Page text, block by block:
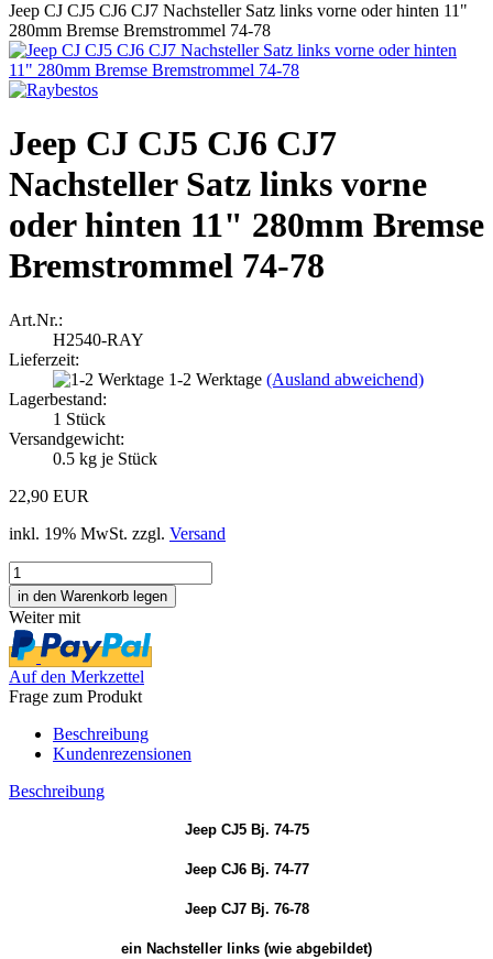
Jeep CJ CJ5 CJ6 CJ7 Nachsteller Satz links vorne oder hinten 11"
280mm Bremse Bremstrommel 74-78
Jeep CJ CJ5 CJ6 CJ7
Nachsteller Satz links vorne
oder hinten 11" 280mm Bremse
Bremstrommel 74-78
Art.Nr.:
H2540-RAY
Lieferzeit:
1-2 Werktage (Ausland abweichend)
Lagerbestand:
1 Stück
Versandgewicht:
0.5 kg je Stück
22,90 EUR
inkl. 19% MwSt. zzgl. Versand
Weiter mit
Auf den Merkzettel
Frage zum Produkt
Beschreibung
Kundenrezensionen
Beschreibung
Jeep CJ5 Bj. 74-75
Jeep CJ6 Bj. 74-77
Jeep CJ7 Bj. 76-78
ein Nachsteller links (wie abgebildet)